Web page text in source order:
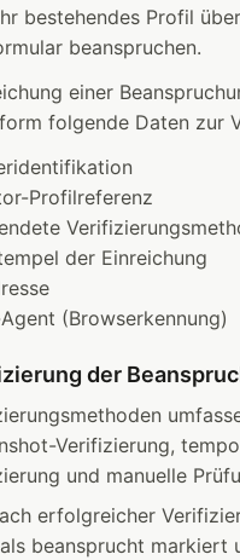
bestehendes Profil
beanspruchen.
einer
folgende Daten zur
Profilreferenz
der Einreichung
(Browserkennung)
der
Verifizierung,
und manuelle
erfolgreicher
beansprucht markiert